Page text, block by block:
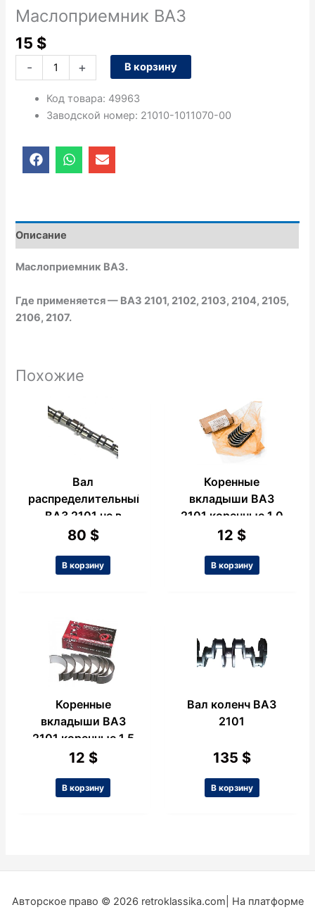
Маслоприемник ВАЗ
15 $
- + В корзину
Код товара: 49963
Заводской номер: 21010-1011070-00
F
a
o
o
k
W
h
a
p
E
n
o
e
Описание
Маслоприемник ВАЗ.
Где применяется — ВАЗ 2101, 2102, 2103, 2104, 2105,
2106, 2107.
Похожие
Вал
распределительный
ВАЗ 2101 не в
сборе
80 $
В корзину
Коренные
вкладыши ВАЗ
2101 коренные 1.0
12 $
В корзину
Коренные
вкладыши ВАЗ
2101 коренные 1,5
12 $
В корзину
Вал коленч ВАЗ
2101
135 $
В корзину
Авторское право © 2026 retroklassika.com| На платформе